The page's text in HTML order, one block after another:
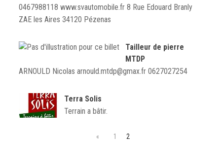
0467988118 www.svautomobile.fr 8 Rue Edouard Branly
ZAE les Aires 34120 Pézenas
Tailleur de pierre
MTDP
ARNOULD Nicolas arnould.mtdp@gmax.fr 0627027254
Terra Solis
Terrain a bâtir.
« 1 2